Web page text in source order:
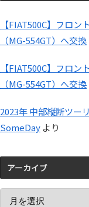
【FIAT500C】フロ
（MG-554GT）へ交換
【FIAT500C】フロ
（MG-554GT）へ交換
2023年 中部縦断ツー
SomeDay より
アーカイブ